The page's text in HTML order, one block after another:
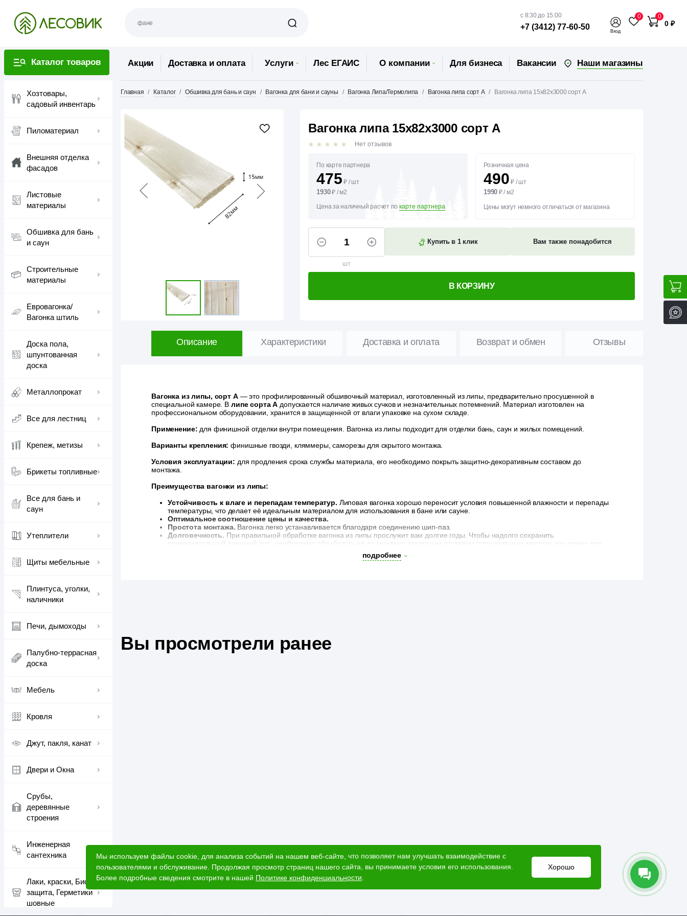
с 8:30 до 15:00
+7 (3412) 77-60-50 Вход
0 0
0 ₽
Каталог товаров
Хозтовары,
садовый инвентарь
Пиломатериал
Внешняя отделка
фасадов
Листовые
материалы
Обшивка для бань
и саун
Строительные
материалы
Евровагонка/
Вагонка штиль
Доска пола,
шпунтованная
доска
Металлопрокат
Все для лестниц
Крепеж, метизы
Брикеты топливные
Все для бань и
саун
Утеплители
Щиты мебельные
Плинтуса, уголки,
наличники
Печи, дымоходы
Палубно-террасная
доска
Мебель
Кровля
Джут, пакля, канат
Двери и Окна
Срубы,
деревянные
строения
Инженерная
сантехника
Лаки, краски, Био
защита, Герметики
шовные
Акции Доставка и оплата Услуги Лес ЕГАИС О компании Для бизнеса Вакансии Наши магазины
Главная Каталог Обшивка для бань и саун Вагонка для бани и сауны Вагонка Липа/Термолипа Вагонка липа сорт А Вагонка липа 15х82х3000 сорт А
Вагонка липа 15х82х3000 сорт А
Нет отзывов
По карте партнера
475 ₽ / шт
1930₽ / м2
Цена за наличный расчет по карте партнера
Розничная цена
490 ₽ / шт
1990 ₽/ м2
Цены могут немного отличаться от магазина
шт
Купить в 1 клик Вам также понадобится
В КОРЗИНУ
Описание Характеристики Доставка и оплата Возврат и обмен Отзывы
Вагонка из липы, сорт А— это профилированный обшивочный материал, изготовленный из липы, предварительно просушенной в
специальной камере. В липе сорта А допускается наличие живых сучков и незначительных потемнений. Материал изготовлен на
профессиональном оборудовании, хранится в защищенной от влаги упаковке на сухом складе.
Применение: для финишной отделки внутри помещения. Вагонка из липы подходит для отделки бань, саун и жилых помещений.
Варианты крепления: финишные гвозди, кляммеры, саморезы для скрытого монтажа.
Условия эксплуатации: для продления срока службы материала, его необходимо покрыть защитно-декоративным составом до
монтажа.
Преимущества вагонки из липы:
Устойчивость к влаге и перепадам температур. Липовая вагонка хорошо переносит условия повышенной влажности и перепады
температуры, что делает её идеальным материалом для использования в бане или сауне.
Оптимальное соотношение цены и качества.
Простота монтажа. Вагонка легко устанавливается благодаря соединению шип-паз.
Долговечность. При правильной обработке вагонка из липы прослужит вам долгие годы. Чтобы надолго сохранить
привлекательный внешний вид, необходимо обработать её до монтажа защитным составом (специальным маслом или лаком для
подробнее
Вы просмотрели ранее
Мы используем файлы cookie, для анализа событий на нашем веб-сайте, что позволяет нам улучшать взаимодействие с
пользователями и обслуживание. Продолжая просмотр страниц нашего сайта, вы принимаете условия его использования.
Более подробные сведения смотрите в нашей Политике конфиденциальности.
Хорошо